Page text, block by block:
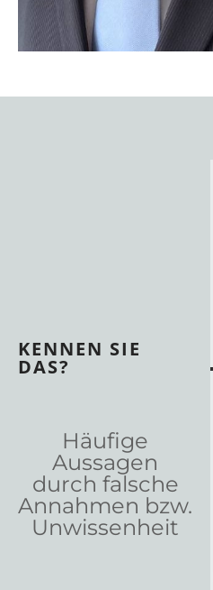
KENNEN SIE
DAS?
Häufige
Aussagen
durch falsche
Annahmen bzw.
Unwissenheit